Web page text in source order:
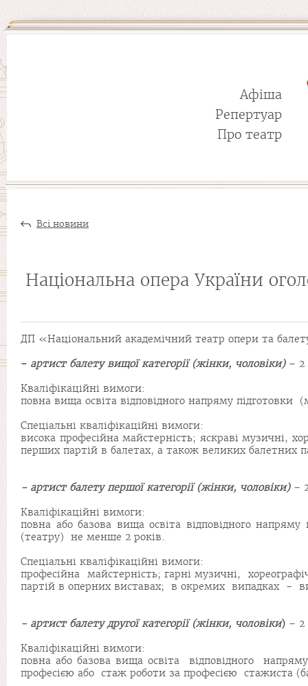
Афіша
Репертуар
Про театр
Всі новини
Національна опера України
ДП «Національний академічний театр опери та
- артист балету вищої категорії (жінки, чоловіки)– 2
Кваліфікаційні вимоги:
повна вища освіта відповідного напряму
Спеціальні кваліфікаційні вимоги:
висока професійна майстерність; яскраві музичні,
перших партій в балетах, а також великих балетних
- артист балету першої категорії (жінки, чоловіки)–
Кваліфікаційні вимоги:
повна або базова вища освіта відповідного
(театру) не менше 2 років.
Спеціальні кваліфікаційні вимоги:
професійна майстерність; гарні музичні,
партій в оперних виставах; в окремих випадках -
- артист балету другої категорії (жінки, чоловіки) –
Кваліфікаційні вимоги:
повна або базова вища освіта відповідного
професією або стаж роботи за професією стажиста